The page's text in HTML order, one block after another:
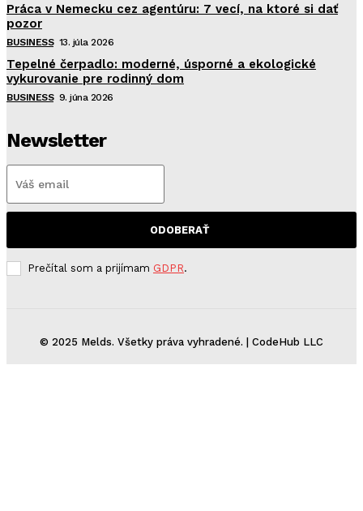
Práca v Nemecku cez agentúru: 7 vecí, na ktoré si dať
pozor
BUSINESS 13. júla 2026
Tepelné čerpadlo: moderné, úsporné a ekologické
vykurovanie pre rodinný dom
BUSINESS 9. júna 2026
Newsletter
ODOBERAŤ
Prečítal som a prijímam GDPR.
© 2025 Melds. Všetky práva vyhradené. | CodeHub LLC